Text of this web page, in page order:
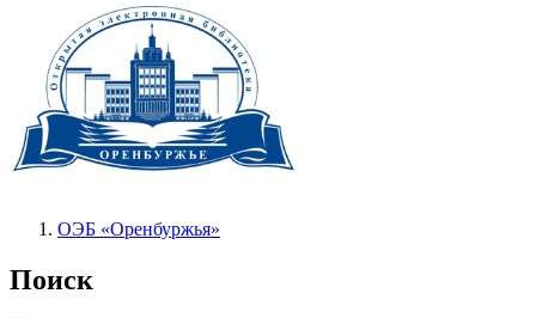
ОЭБ «Оренбуржья»
Поиск